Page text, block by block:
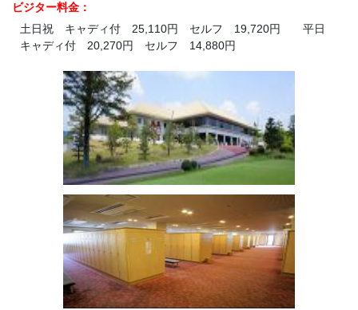
ビジター料金：
土日祝 キャディ付 25,110円 セルフ 19,720円 平日
キャディ付 20,270円 セルフ 14,880円